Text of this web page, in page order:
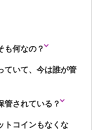
も何なの？
ていて、今は誰が管
管されている？
トコインもなくな